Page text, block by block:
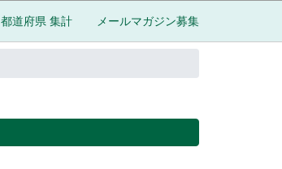
都道府県 集計 メールマガジン募集